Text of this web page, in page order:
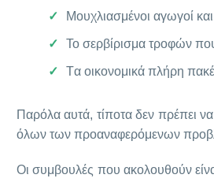
Μουχλιασμένοι αγωγοί και
To σερβίρισμα τροφών
Tα οικονομικά πλήρη
Παρόλα αυτά, τίποτα δεν πρέπει
όλων των προαναφερόμενων
Οι συμβουλές που ακολουθούν